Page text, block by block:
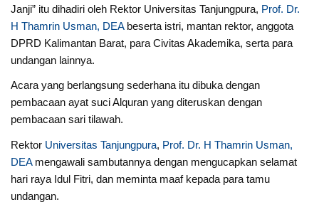
Janji” itu dihadiri oleh Rektor Universitas Tanjungpura, Prof. Dr.
H Thamrin Usman, DEAbeserta istri, mantan rektor, anggota
DPRD Kalimantan Barat, para Civitas Akademika, serta para
undangan lainnya.
Acara yang berlangsung sederhana itu dibuka dengan
pembacaan ayat suci Alquran yang diteruskan dengan
pembacaan sari tilawah.
Rektor Universitas Tanjungpura, Prof. Dr. H Thamrin Usman,
DEAmengawali sambutannya dengan mengucapkan selamat
hari raya Idul Fitri, dan meminta maaf kepada para tamu
undangan.